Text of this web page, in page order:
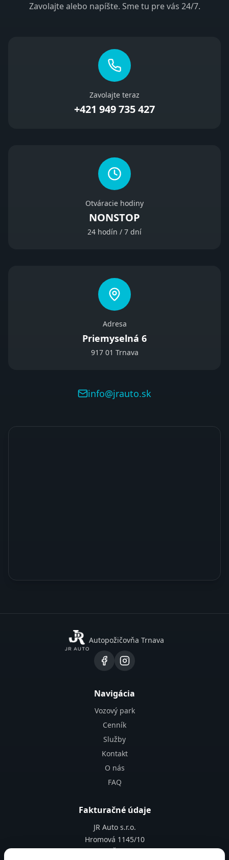
Zavolajte alebo napíšte. Sme tu pre vás 24/7.
Zavolajte teraz
+421 949 735 427
Otváracie hodiny
NONSTOP
24 hodín / 7 dní
Adresa
Priemyselná 6
917 01 Trnava
info@jrauto.sk
Autopožičovňa Trnava
Navigácia
Vozový park
Cenník
Služby
Kontakt
O nás
FAQ
Fakturačné údaje
JR Auto s.r.o.
Hromová 1145/10